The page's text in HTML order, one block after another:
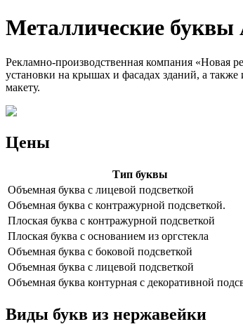
Металлические буквы
Рекламно-производственная компания «Новая
установки на крышах и фасадах зданий, а
макету.
Цены
Тип буквы
Объемная буква с лицевой подсветкой
Объемная буква с контражурной подсветкой.
Плоская буква с контражурной подсветкой
Плоская буква с основанием из оргстекла
Объемная буква с боковой подсветкой
Объемная буква с лицевой подсветкой
Объемная буква контурная с декоративной
Виды букв из нержавейки